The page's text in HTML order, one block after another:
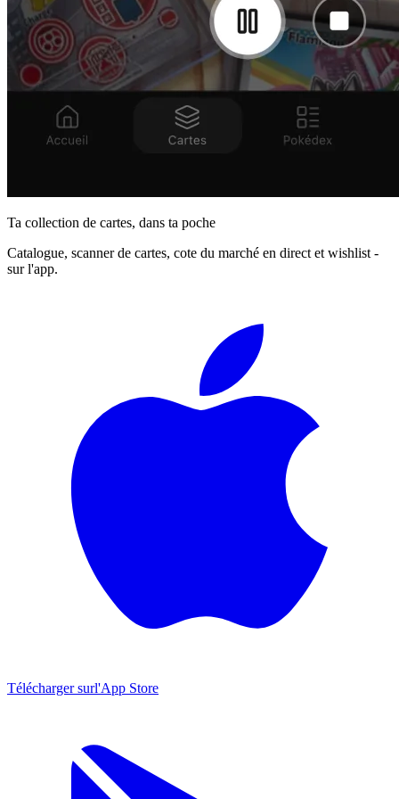
Ta collection de cartes, dans ta poche
Catalogue, scanner de cartes, cote du marché en direct et wishlist -
sur l'app.
Télécharger surl'App Store